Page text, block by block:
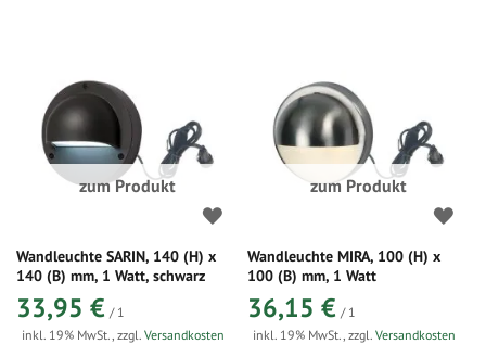
zum Produkt
Wandleuchte SARIN, 140 (H) x
140 (B) mm, 1 Watt, schwarz
33,95 € / 1
inkl. 19% MwSt., zzgl. Versandkosten
zum Produkt
Wandleuchte MIRA, 100 (H) x
100 (B) mm, 1 Watt
36,15 € / 1
inkl. 19% MwSt.,zzgl.Versandkosten